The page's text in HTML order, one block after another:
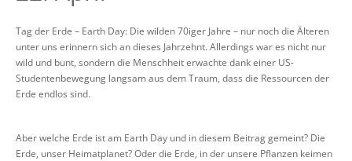
Tag der Erde – Earth Day: Die wilden 70iger Jahre – nur noch die Älteren
unter uns erinnern sich an dieses Jahrzehnt. Allerdings war es nicht nur
wild und bunt, sondern die Menschheit erwachte dank einer US-
Studentenbewegung langsam aus dem Traum, dass die Ressourcen der
Erde endlos sind.
Aber welche Erde ist am Earth Day und in diesem Beitrag gemeint? Die
Erde, unser Heimatplanet? Oder die Erde, in der unsere Pflanzen keimen